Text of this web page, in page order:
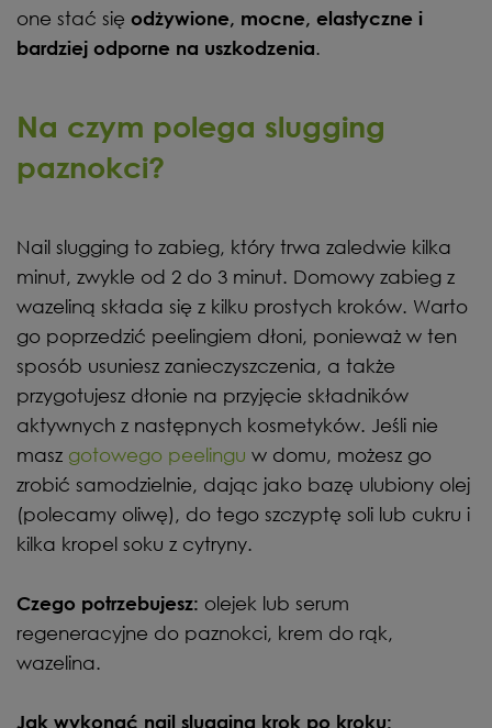
one stać się odżywione, mocne, elastyczne i
bardziej odporne na uszkodzenia.
Na czym polega slugging
paznokci?
Nail slugging to zabieg, który trwa zaledwie kilka
minut, zwykle od 2 do 3 minut. Domowy zabieg z
wazeliną składa się z kilku prostych kroków. Warto
go poprzedzić peelingiem dłoni, ponieważ w ten
sposób usuniesz zanieczyszczenia, a także
przygotujesz dłonie na przyjęcie składników
aktywnych z następnych kosmetyków. Jeśli nie
masz gotowego peelingu w domu, możesz go
zrobić samodzielnie, dając jako bazę ulubiony olej
(polecamy oliwę), do tego szczyptę soli lub cukru i
kilka kropel soku z cytryny.
Czego potrzebujesz: olejek lub serum
regeneracyjne do paznokci, krem do rąk,
wazelina.
Jak wykonać nail slugging krok po kroku: